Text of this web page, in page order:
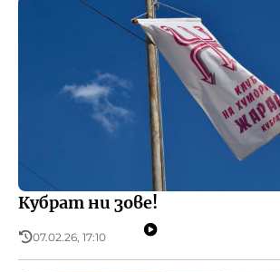
Кубрат ни зове!
07.02.26, 17:10